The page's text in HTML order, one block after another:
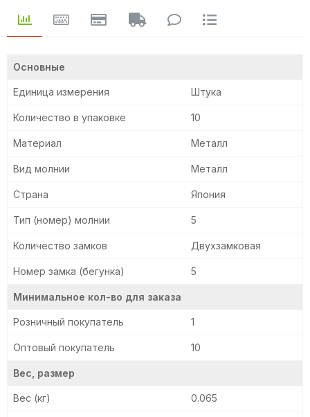
Основные
Единица измерения Штука
Количество в упаковке 10
Материал Металл
Вид молнии Металл
Страна Япония
Тип (номер) молнии 5
Количество замков Двухзамковая
Номер замка (бегунка) 5
Минимальное кол-во для заказа
Розничный покупатель 1
Оптовый покупатель 10
Вес, размер
Вес (кг) 0.065